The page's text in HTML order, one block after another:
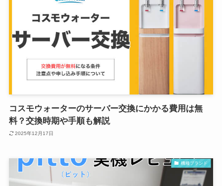
コスモウォーターのサーバー交換にかかる費用は無
料？交換時期や手順も解説
2025年12月17日
機種ブランド